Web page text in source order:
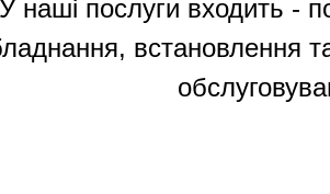
У наші послуги входить -
встановлення